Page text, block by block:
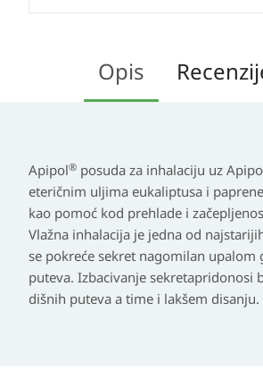
Opis
Apipol® posuda za inhalaciju uz
eteričnim uljima eukaliptusa i
kao pomoć kod prehlade i
Vlažna inhalacija je jedna od
se pokreće sekret nagomilan upalom
puteva. Izbacivanje sekretapridonosi
dišnih puteva a time i lakšem disanju.